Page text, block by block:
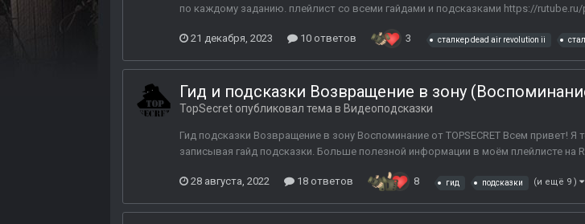
по каждому заданию. плейлист со всеми гайдами и подсказками https://rutube.ru/
21 декабря, 2023 10 ответов 3 сталкер dead air revolution ii
Гид и подсказки Возвращение в зону
TopSecret опубликовал тема в Видеоподсказки
Гид подсказки Возвращение в зону Воспоминание от TOPSECRET Всем
записывая гайд подсказки. Больше полезной информации в моём плейлисте на
28 августа, 2022 18 ответов 8 гид подсказки (и ещё 9 )